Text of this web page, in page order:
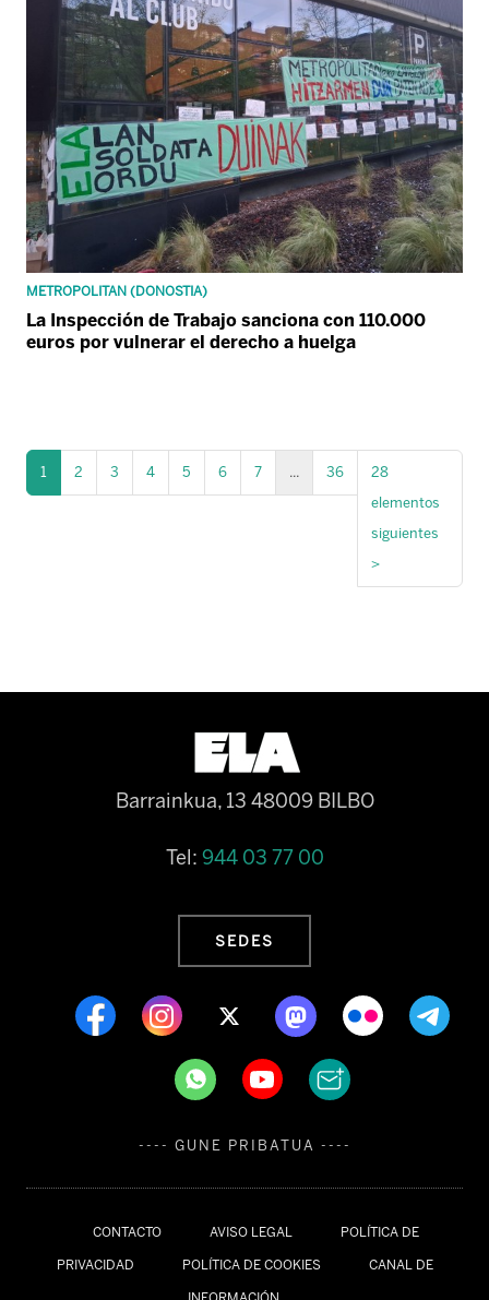
METROPOLITAN (DONOSTIA)
La Inspección de Trabajo sanciona con 110.000
euros por vulnerar el derecho a huelga
1 2 3 4 5 6 7 ... 36
28
elementos
siguientes
>
CONTACTO AVISO LEGAL POLÍTICA DE
PRIVACIDAD POLÍTICA DE COOKIES CANAL DE
Barrainkua, 13 48009 BILBO
Tel: 944 03 77 00
SEDES
---- GUNE PRIBATUA ----